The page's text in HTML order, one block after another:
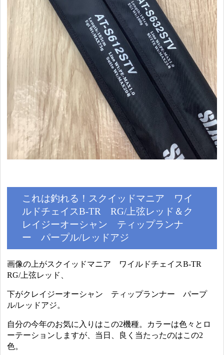
これは釣れる！スクイッドマニア ワイ
ルドチェイスB-TR RG/上弦レッド＆ク
レイジーオーシャン ティップランナ
ー パープル/レッドアジ
画像の上がスクイッドマニア ワイルドチェイスB-TR
RG/上弦レッド、
下がクレイジーオーシャン ティップランナー パープ
ル/レッドアジ。
自分の今年のお気に入りはこの2機種。カラーは色々とロ
ーテーションしますが、当日、良く当たったのはこの2
色。